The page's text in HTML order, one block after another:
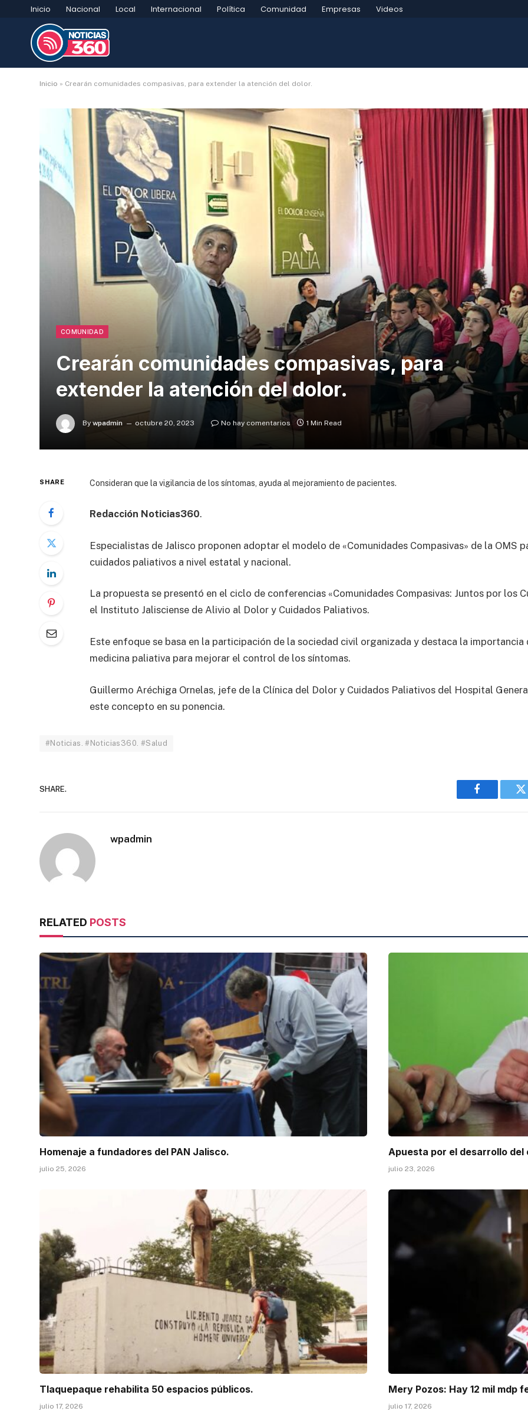
Inicio Nacional Local Internacional Política Comunidad Empresas Videos
Inicio » Crearán comunidades compasivas, para extender la atención del dolor.
COMUNIDAD
Crearán comunidades compasivas, para
extender la atención del dolor.
By wpadmin octubre 20, 2023 No hay comentarios 1 Min Read
SHARE Consideran que la vigilancia de los síntomas, ayuda al mejoramiento de pacientes.
Redacción Noticias360.
Especialistas de Jalisco proponen adoptar el modelo de «Comunidades Compasivas» de la OMS
cuidados paliativos a nivel estatal y nacional.
La propuesta se presentó en el ciclo de conferencias «Comunidades Compasivas: Juntos por los
el Instituto Jalisciense de Alivio al Dolor y Cuidados Paliativos.
Este enfoque se basa en la participación de la sociedad civil organizada y destaca la importancia
medicina paliativa para mejorar el control de los síntomas.
Guillermo Aréchiga Ornelas, jefe de la Clínica del Dolor y Cuidados Paliativos del Hospital
este concepto en su ponencia.
#Noticias. #Noticias360. #Salud
SHARE.
Facebook
wpadmin
RELATED POSTS
Homenaje a fundadores del PAN Jalisco.
julio 25, 2026
Apuesta por el desarrollo
julio 23, 2026
Tlaquepaque rehabilita 50 espacios públicos.
julio 17, 2026
Mery Pozos: Hay 12 mil mdp
julio 17, 2026